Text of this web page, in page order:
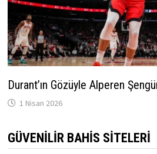
Durant’ın Gözüyle Alperen
1 Nisan 2026
GÜVENILIR BAHIS SITELERI